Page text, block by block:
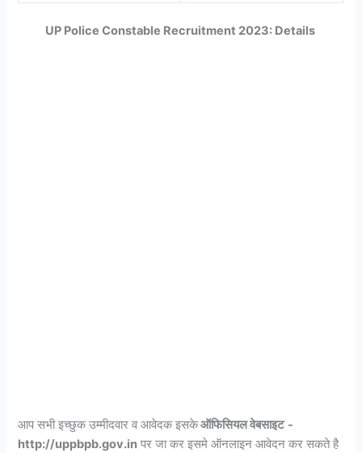
UP Police Constable Recruitment 2023: Details
आप सभी इच्छुक उम्मीदवार व आवेदक इसकेऑफिसियल वेबसाइट -
http://uppbpb.gov.in पर जा कर इसमे ऑनलाइन आवेदन कर सकते है